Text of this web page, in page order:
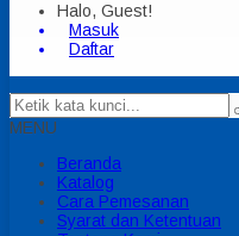
Halo, Guest!
Masuk
Daftar
MENU
Beranda
Katalog
Cara Pemesanan
Syarat dan Ketentuan